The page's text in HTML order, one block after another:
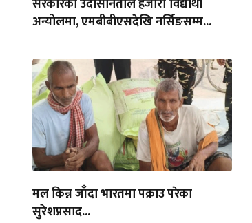
अन्योलमा, एमबीबीएसदेखि नर्सिङसम्म...
मल किन्न जाँदा भारतमा पक्राउ परेका
सुरेशप्रसाद...